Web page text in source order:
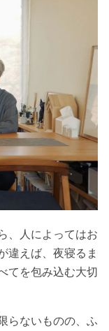
、人によってはお
違えば、夜寝るま
てを包み込む大切
らないものの、ふ